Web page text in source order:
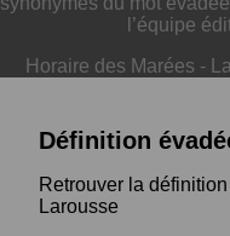
l’équipe
Horaire des Marées -
Définition
Retrouver la
Larousse